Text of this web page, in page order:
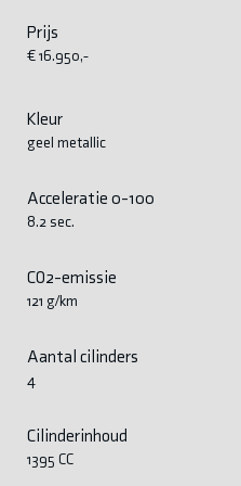
Prijs
€ 16.950,-
Kleur
geel metallic
Acceleratie 0-100
8.2 sec.
CO2-emissie
121 g/km
Aantal cilinders
4
Cilinderinhoud
1395 CC